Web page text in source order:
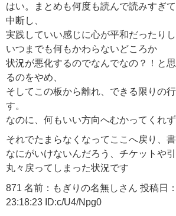
はい。まとめも何度も読んで読みすぎ
中断し、
実践していい感じに心が平和だったり
いつまでも何もかわらないどころか
状況が悪化するのでなんでなの？！と
るのをやめ、
そしてこの板から離れ、できる限りの
す。
なのに、何もいい方向へむかってくれず
それでたまらなくなってここへ戻り、書
なにがいけないんだろう、チケットや
丸々戻ってしまった状況です
871 名前：もぎりの名無しさん 投稿日
23:18:23 ID:c/U4/Npg0